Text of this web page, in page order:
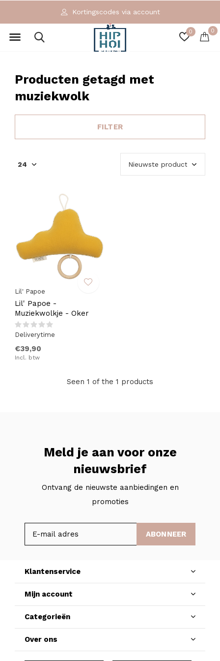
0 0
Kortingscodes via account
Producten getagd met
muziekwolk
FILTER
Lil' Papoe
Lil' Papoe -
Muziekwolkje - Oker
Deliverytime
€39,90
Incl. btw
Seen 1 of the 1 products
Meld je aan voor onze
nieuwsbrief
Ontvang de nieuwste aanbiedingen en
promoties
ABONNEER
Klantenservice
Mijn account
Categorieën
Over ons